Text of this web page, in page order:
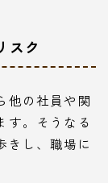
スク
他の社員や関
す。そうなる
きし、職場に